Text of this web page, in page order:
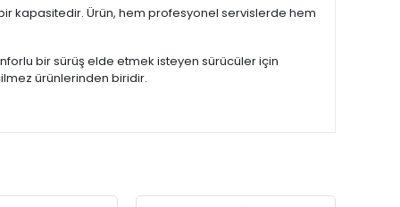
kapasitedir. Ürün, hem profesyonel servislerde hem
bir sürüş elde etmek isteyen sürücüler için
ürünlerinden biridir.